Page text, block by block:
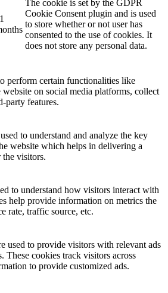
The cookie is set by the GDPR
Cookie Consent plugin and is used
to store whether or not user has
consented to the use of cookies. It
does not store any personal data.
perform certain functionalities like
on social media platforms, collect
party features.
to understand and analyze the key
website which helps in delivering a
the visitors.
to understand how visitors interact with
help provide information on metrics the
rate, traffic source, etc.
used to provide visitors with relevant ads
These cookies track visitors across
to provide customized ads.